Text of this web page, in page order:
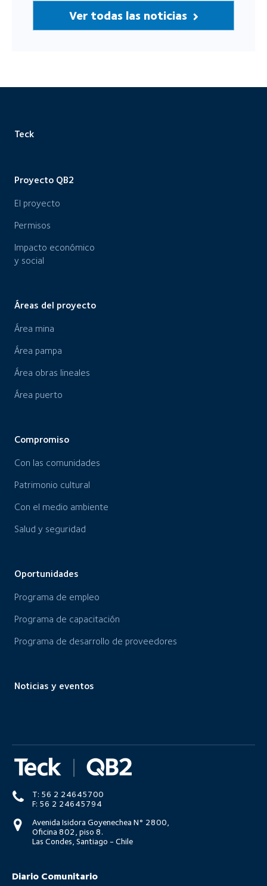
Ver todas las noticias
Teck
Proyecto QB2
El proyecto
Permisos
Impacto económico
y social
Áreas del proyecto
Área mina
Área pampa
Área obras lineales
Área puerto
Compromiso
Con las comunidades
Patrimonio cultural
Con el medio ambiente
Salud y seguridad
Oportunidades
Programa de empleo
Programa de capacitación
Programa de desarrollo de proveedores
Noticias y eventos
T: 56 2 24645700
F: 56 2 24645794
Avenida Isidora Goyenechea N° 2800,
Oficina 802, piso 8.
Las Condes, Santiago - Chile
Diario Comunitario